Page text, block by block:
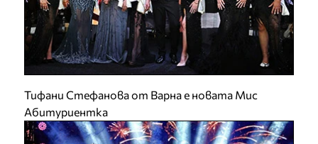
Тифани Стефанова от Варна е новата Мис
Абитуриентка